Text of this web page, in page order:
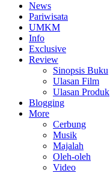
News
Pariwisata
UMKM
Info
Exclusive
Review
Sinopsis Buku
Ulasan Film
Ulasan Produk
Blogging
More
Cerbung
Musik
Majalah
Oleh-oleh
Video